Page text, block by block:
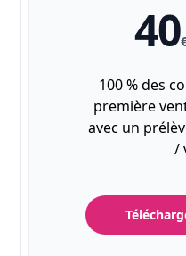
40
100 % des
première
avec un
/